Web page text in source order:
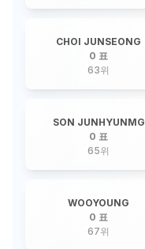
CHOI JUNSEONG
0 표
63위
SON JUNHYUNMG
0 표
65위
WOOYOUNG
0 표
67위